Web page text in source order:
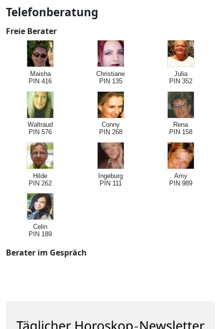
Telefonberatung
Freie Berater
Maisha
PIN 416
Christiane
PIN 135
Julia
PIN 352
Waltraud
PIN 576
Conny
PIN 268
Rena
PIN 158
Hilde
PIN 262
Ingeburg
PIN 111
Amy
PIN 989
Celin
PIN 189
Berater im Gespräch